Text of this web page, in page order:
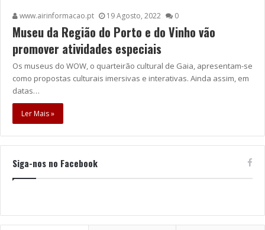
www.airinformacao.pt 19 Agosto, 2022 0
Museu da Região do Porto e do Vinho vão
promover atividades especiais
Os museus do WOW, o quarteirão cultural de Gaia, apresentam-se
como propostas culturais imersivas e interativas. Ainda assim, em
datas…
Ler Mais »
Siga-nos no Facebook